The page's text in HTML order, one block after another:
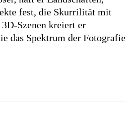
fest, die Skurrilität mit
Szenen kreiert er
das Spektrum der Fotografie